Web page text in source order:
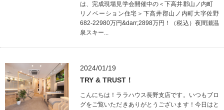
は、完成現場見学会開催中の＜下高井郡山ノ内町
リノベーション住宅＞下高井郡山ノ内町大字佐野
682-22980万円&darr;2898万円！（税込）夜間瀬温
泉スキー...
2024/01/19
TRY & TRUST！
こんにちは！ララハウス長野支店です。いつもブロ
グをご覧いただきありがとうございます！今日はと